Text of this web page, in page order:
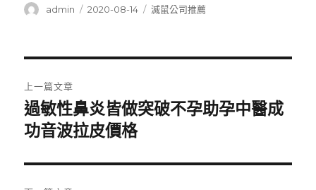
作
admin
發
2020-08-14
分
滅鼠公司推薦
章
導
覽
上一篇文章
上
一
文
章:
過敏性鼻炎皆做突破不孕助孕中醫成
功音波拉皮價格